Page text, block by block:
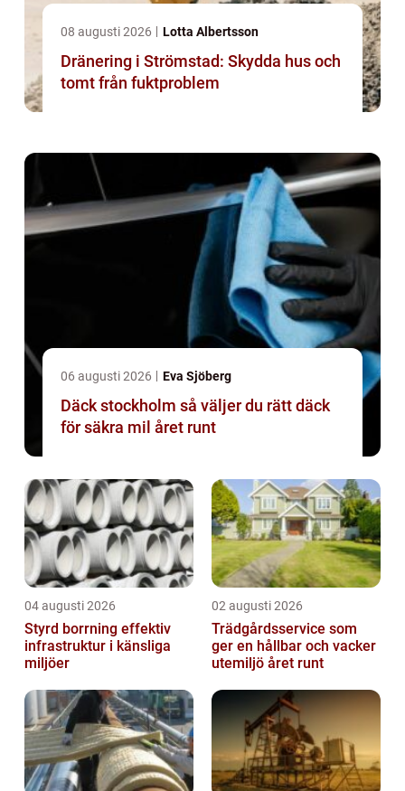
08 augusti 2026 Lotta Albertsson
Dränering i Strömstad: Skydda hus och
tomt från fuktproblem
06 augusti 2026 Eva Sjöberg
Däck stockholm så väljer du rätt däck
för säkra mil året runt
04 augusti 2026
Styrd borrning effektiv
infrastruktur i känsliga
miljöer
02 augusti 2026
Trädgårdsservice som
ger en hållbar och vacker
utemiljö året runt